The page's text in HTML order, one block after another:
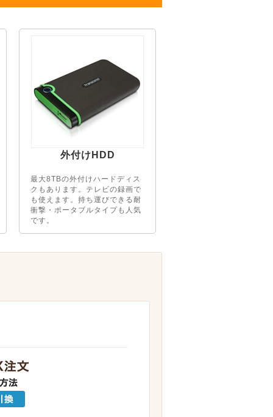
外付けHDD
最大8TBの外付けハードディス
クもあります。テレビの録画で
も使えます。持ち運びできる耐
衝撃・ポータブルタイプも人気
です。